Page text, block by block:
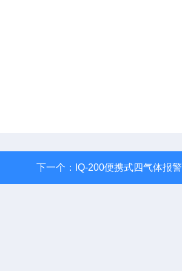
下一个： IQ-200便携式四气体报